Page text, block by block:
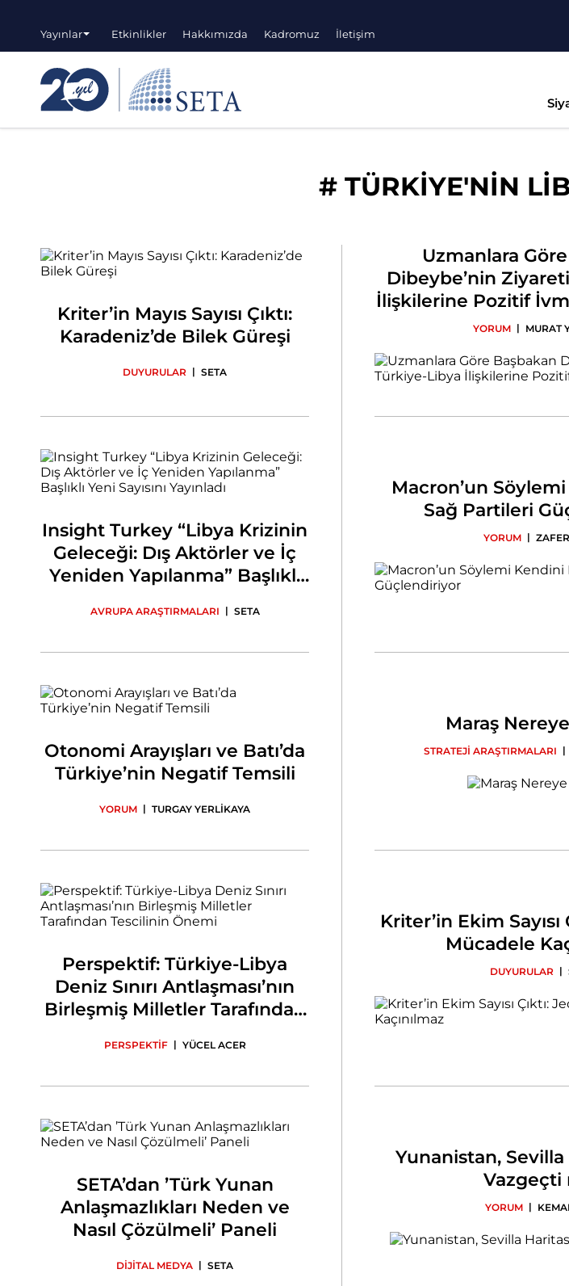
Yayınlar Etkinlikler Hakkımızda Kadromuz İletişim
# TÜRKİYE'NİN
Kriter’in Mayıs Sayısı Çıktı:
Karadeniz’de Bilek Güreşi
DUYURULAR | SETA
Uzmanlara
Dibeybe’nin
İlişkilerine Pozitif
YORUM | MURAT
Insight Turkey “Libya Krizinin
Geleceği: Dış Aktörler ve İç
Yeniden Yapılanma” Başlıklı
AVRUPA ARAŞTIRMALARI | SETA
Macron’un
Sağ Partileri
YORUM |
Otonomi Arayışları ve Batı’da
Türkiye’nin Negatif Temsili
YORUM | TURGAY YERLİKAYA
Maraş
STRATEJİ ARAŞTIRMALARI |
Perspektif: Türkiye-Libya
Deniz Sınırı Antlaşması’nın
Birleşmiş Milletler Tarafından
PERSPEKTİF | YÜCEL ACER
Kriter’in Ekim
Mücadele
DUYURULAR |
SETA’dan ’Türk Yunan
Anlaşmazlıkları Neden ve
Nasıl Çözülmeli’ Paneli
DİJİTAL MEDYA | SETA
Yunanistan, Sevilla
Vazgeçti
YORUM |